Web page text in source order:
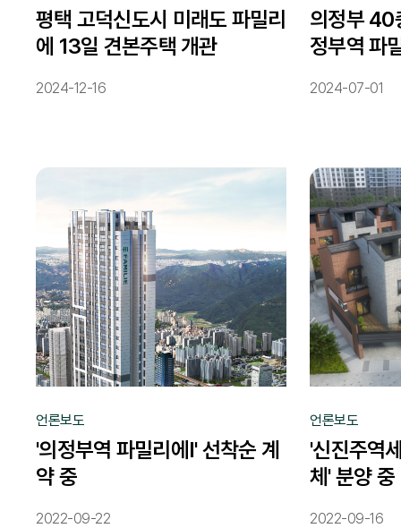
평택 고덕신도시 미래도 파밀리
에 13일 견본주택 개관
2024-12-16
의정부 40
정부역 파
2024-07-01
언론보도
'의정부역 파밀리에Ⅰ' 선착순 계
약 중
2022-09-22
언론보도
'신진주역
체' 분양 중
2022-09-16